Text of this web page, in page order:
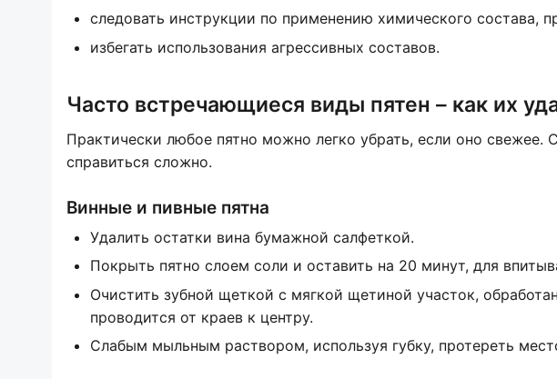
следовать инструкции по применению химического состава,
избегать использования агрессивных составов.
Часто встречающиеся виды пятен – как их
Практически любое пятно можно легко убрать, если оно свежее.
справиться сложно.
Винные и пивные пятна
Удалить остатки вина бумажной салфеткой.
Покрыть пятно слоем соли и оставить на 20 минут, для
Очистить зубной щеткой с мягкой щетиной участок,
проводится от краев к центру.
Слабым мыльным раствором, используя губку, протереть